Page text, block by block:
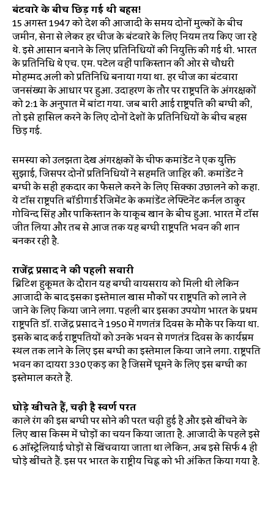
बंटवारे के बीच छिड़ गई थी बहस!
15 अगस्त 1947 को देश की आजादी के समय दोनों मुल्कों के बीच
जमीन, सेना से लेकर हर चीज के बंटवारे के लिए नियम तय किए जा रहे
थे. इसे आसान बनाने के लिए प्रतिनिधियों की नियुक्ति की गई थी. भारत
के प्रतिनिधि थे एच. एम. पटेल वहीं पाकिस्तान की ओर से चौधरी
मोहम्मद अली को प्रतिनिधि बनाया गया था. हर चीज का बंटवारा
जनसंख्या के आधार पर हुआ. उदाहरण के तौर पर राष्ट्रपति के अंगरक्षकों
को 2:1 के अनुपात में बांटा गया. जब बारी आई राष्ट्रपति की बग्घी की,
तो इसे हासिल करने के लिए दोनों देशों के प्रतिनिधियों के बीच बहस
छिड़ गई.
समस्या को उलझता देख अंगरक्षकों के चीफ कमांडेंट ने एक युक्ति
सुझाई, जिसपर दोनों प्रतिनिधियों ने सहमति जाहिर की. कमांडेंट ने
बग्घी के सही हकदार का फैसले करने के लिए सिक्का उछालने को कहा.
ये टॉस राष्ट्रपति बॉडीगार्ड रेजिमेंट के कमांडेंट लेफ्टिनेंट कर्नल ठाकुर
गोविन्द सिंह और पाकिस्तान के याकूब खान के बीच हुआ. भारत में टॉस
जीत लिया और तब से आज तक यह बग्घी राष्ट्रपति भवन की शान
बनकर रही है.
राजेंद्र प्रसाद ने की पहली सवारी
ब्रिटिश हुकूमत के दौरान यह बग्घी वायसराय को मिली थी लेकिन
आजादी के बाद इसका इस्तेमाल खास मौकों पर राष्ट्रपति को लाने ले
जाने के लिए किया जाने लगा. पहली बार इसका उपयोग भारत के प्रथम
राष्ट्रपति डॉ. राजेंद्र प्रसाद ने 1950 में गणतंत्र दिवस के मौके पर किया था.
इसके बाद कई राष्ट्रपतियों को उनके भवन से गणतंत्र दिवस के कार्यम्रम
स्थल तक लाने के लिए इस बग्घी का इस्तेमाल किया जाने लगा. राष्ट्रपति
भवन का दायरा 330 एकड़ का है जिसमें घूमने के लिए इस बग्घी का
इस्तेमाल करते हैं.
घोड़े खींचते हैं, चढ़ी है स्वर्ण परत
काले रंग की इस बग्घी पर सोने की परत चढ़ी हुई है और इसे खींचने के
लिए खास किस्म में घोड़ों का चयन किया जाता है. आजादी के पहले इसे
6 ऑस्ट्रेलियाई घोड़ों से खिंचवाया जाता था लेकिन, अब इसे सिर्फ 4 ही
घोड़े खींचते हैं. इस पर भारत के राष्ट्रीय चिह्न को भी अंकित किया गया है.